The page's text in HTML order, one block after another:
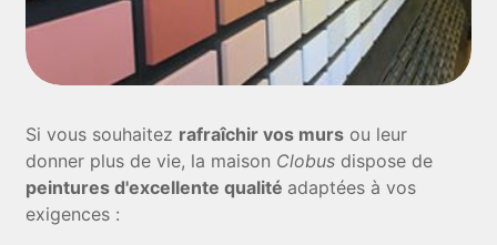
Si vous souhaitez rafraîchir vos murs ou leur
donner plus de vie, la maison Clobus dispose de
peintures d'excellente qualité adaptées à vos
exigences :